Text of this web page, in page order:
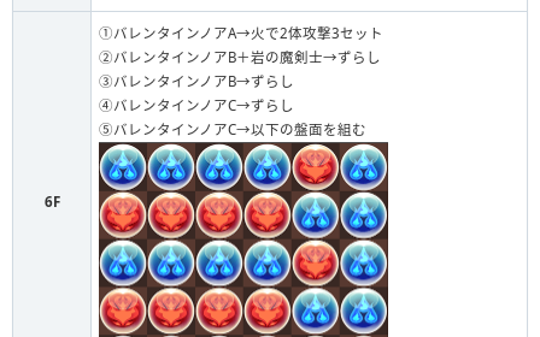
6F
①バレンタインノアA→火で2体攻撃3セット
②バレンタインノアB＋岩の魔剣士→ずらし
③バレンタインノアB→ずらし
④バレンタインノアC→ずらし
⑤バレンタインノアC→以下の盤面を組む